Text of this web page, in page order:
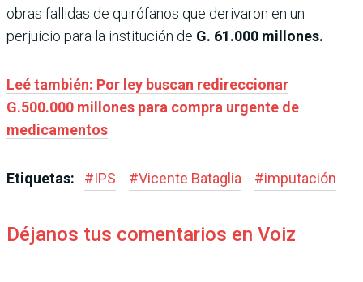
obras fallidas de quirófanos que derivaron en un
perjuicio para la institución de G. 61.000 millones.
Leé también: Por ley buscan redireccionar
G.500.000 millones para compra urgente de
medicamentos
Etiquetas: #IPS #Vicente Bataglia #imputación
Déjanos tus comentarios en Voiz